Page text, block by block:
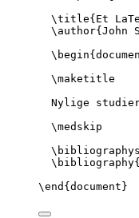
\title{Et
\author{John
\begin{
\maketitle
Nylige
\medskip
\bibliography
\end { document }